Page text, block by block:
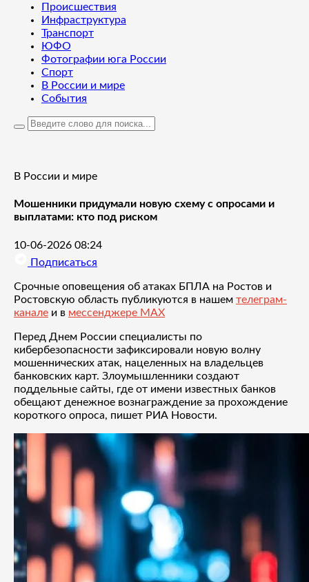
Происшествия
Инфраструктура
Транспорт
ЮФО
Фотографии юга России
Спорт
В России и мире
События
В России и мире
Мошенники придумали новую схему с опросами и
выплатами: кто под риском
10-06-2026 08:24
Подписаться
Срочные оповещения об атаках БПЛА на Ростов и
Ростовскую область публикуются в нашем телеграм-
канале и в мессенджере MAX
Перед Днем России специалисты по
кибербезопасности зафиксировали новую волну
мошеннических атак, нацеленных на владельцев
банковских карт. Злоумышленники создают
поддельные сайты, где от имени известных банков
обещают денежное вознаграждение за прохождение
короткого опроса, пишет РИА Новости.